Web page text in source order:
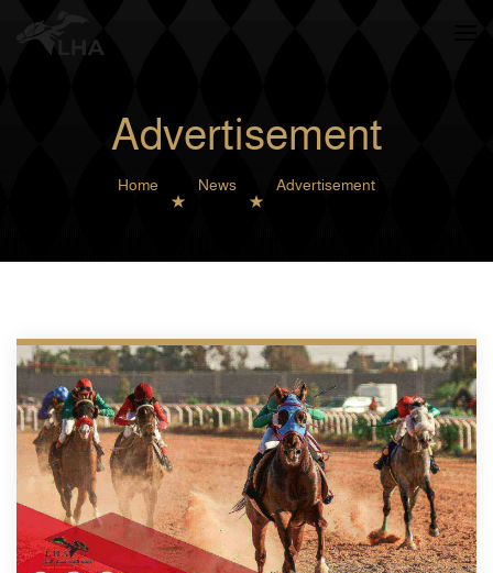
Advertisement
Home News Advertisement